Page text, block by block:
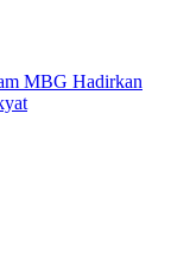
MBG Hadirkan